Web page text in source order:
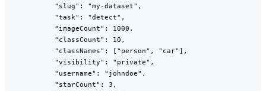
            "slug": "my-dataset",
            "task": "detect",
            "imageCount": 1000,
            "classCount": 10,
            "classNames": ["person", "car"],
            "visibility": "private",
            "username": "johndoe",
            "starCount": 3,